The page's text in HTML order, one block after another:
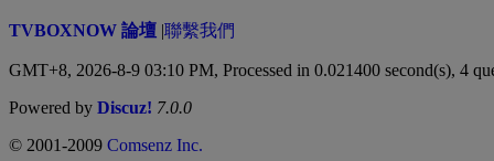
TVBOXNOW 論壇 |聯繫我們
GMT+8, 2026-8-9 03:10 PM, Processed in 0.021400 second(s), 4
Powered by Discuz! 7.0.0
© 2001-2009 Comsenz Inc.